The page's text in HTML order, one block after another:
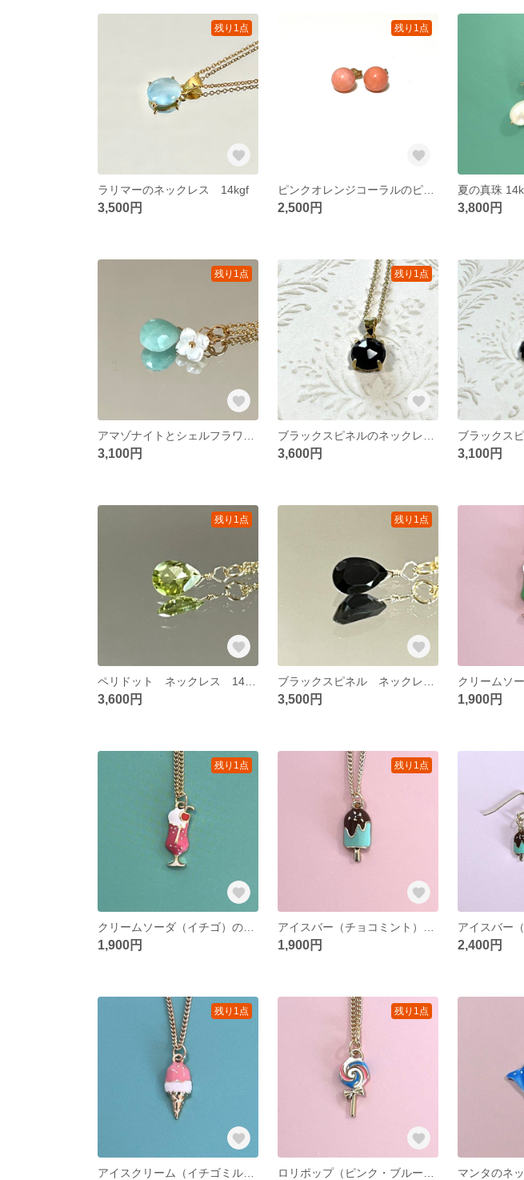
残り1点
ラリマーのネックレス 14kgf
3,500円
残り1点
ピンクオレンジコーラルのピアス 14kgf
2,500円
夏の真珠
3,800円
残り1点
3,100円
残り1点
3,600円 3,100円
残り1点
3,600円
残り1点
3,500円 1,900円
残り1点
1,900円
残り1点
1,900円 2,400円
残り1点 残り1点
マンタのネ